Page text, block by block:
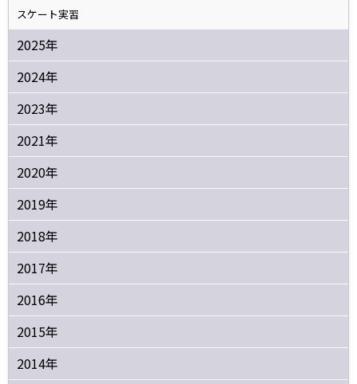
スケート実習
2025年
2024年
2023年
2021年
2020年
2019年
2018年
2017年
2016年
2015年
2014年